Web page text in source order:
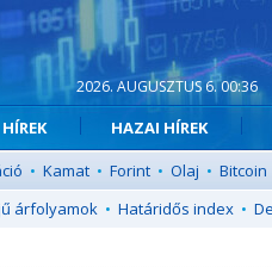
2026. AUGUSZTUS 6. 00:36
HAZAI HÍREK
• Kamat • Forint • Olaj • Bitcoin
árfolyamok • Határidős index •